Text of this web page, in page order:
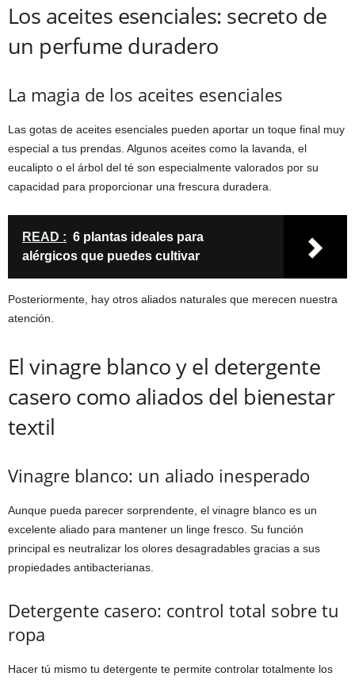
Los aceites esenciales: secreto de
un perfume duradero
La magia de los aceites esenciales
Las gotas de aceites esenciales pueden aportar un toque final muy
especial a tus prendas. Algunos aceites como la lavanda, el
eucalipto o el árbol del té son especialmente valorados por su
capacidad para proporcionar una frescura duradera.
READ : 6 plantas ideales para
alérgicos que puedes cultivar
Posteriormente, hay otros aliados naturales que merecen nuestra
atención.
El vinagre blanco y el detergente
casero como aliados del bienestar
textil
Vinagre blanco: un aliado inesperado
Aunque pueda parecer sorprendente, el vinagre blanco es un
excelente aliado para mantener un linge fresco. Su función
principal es neutralizar los olores desagradables gracias a sus
propiedades antibacterianas.
Detergente casero: control total sobre tu
ropa
Hacer tú mismo tu detergente te permite controlar totalmente los